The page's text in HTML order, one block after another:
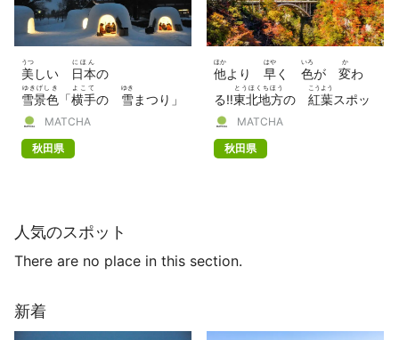
美
うつ
しい 日本
にほん
の
雪景色
ゆきげしき
「横手
よこて
の 雪
ゆき
まつり」
【2022年】
MATCHA
秋田県
他
ほか
より早
はや
く色
いろ
が変
か
わ
る‼東北地方
とうほくちほう
の紅葉
こうよう
スポッ
ト 7つ（奥入瀬
か）
MATCHA
秋田県
人気のスポット
There are no place in this section.
新着